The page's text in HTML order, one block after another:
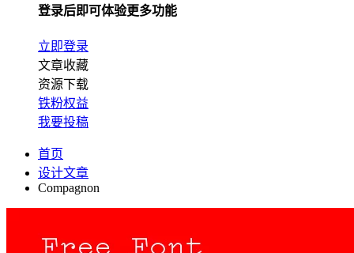
登录后即可体验更多功能
立即登录
文章收藏
资源下载
铁粉权益
我要投稿
首页
设计文章
Compagnon